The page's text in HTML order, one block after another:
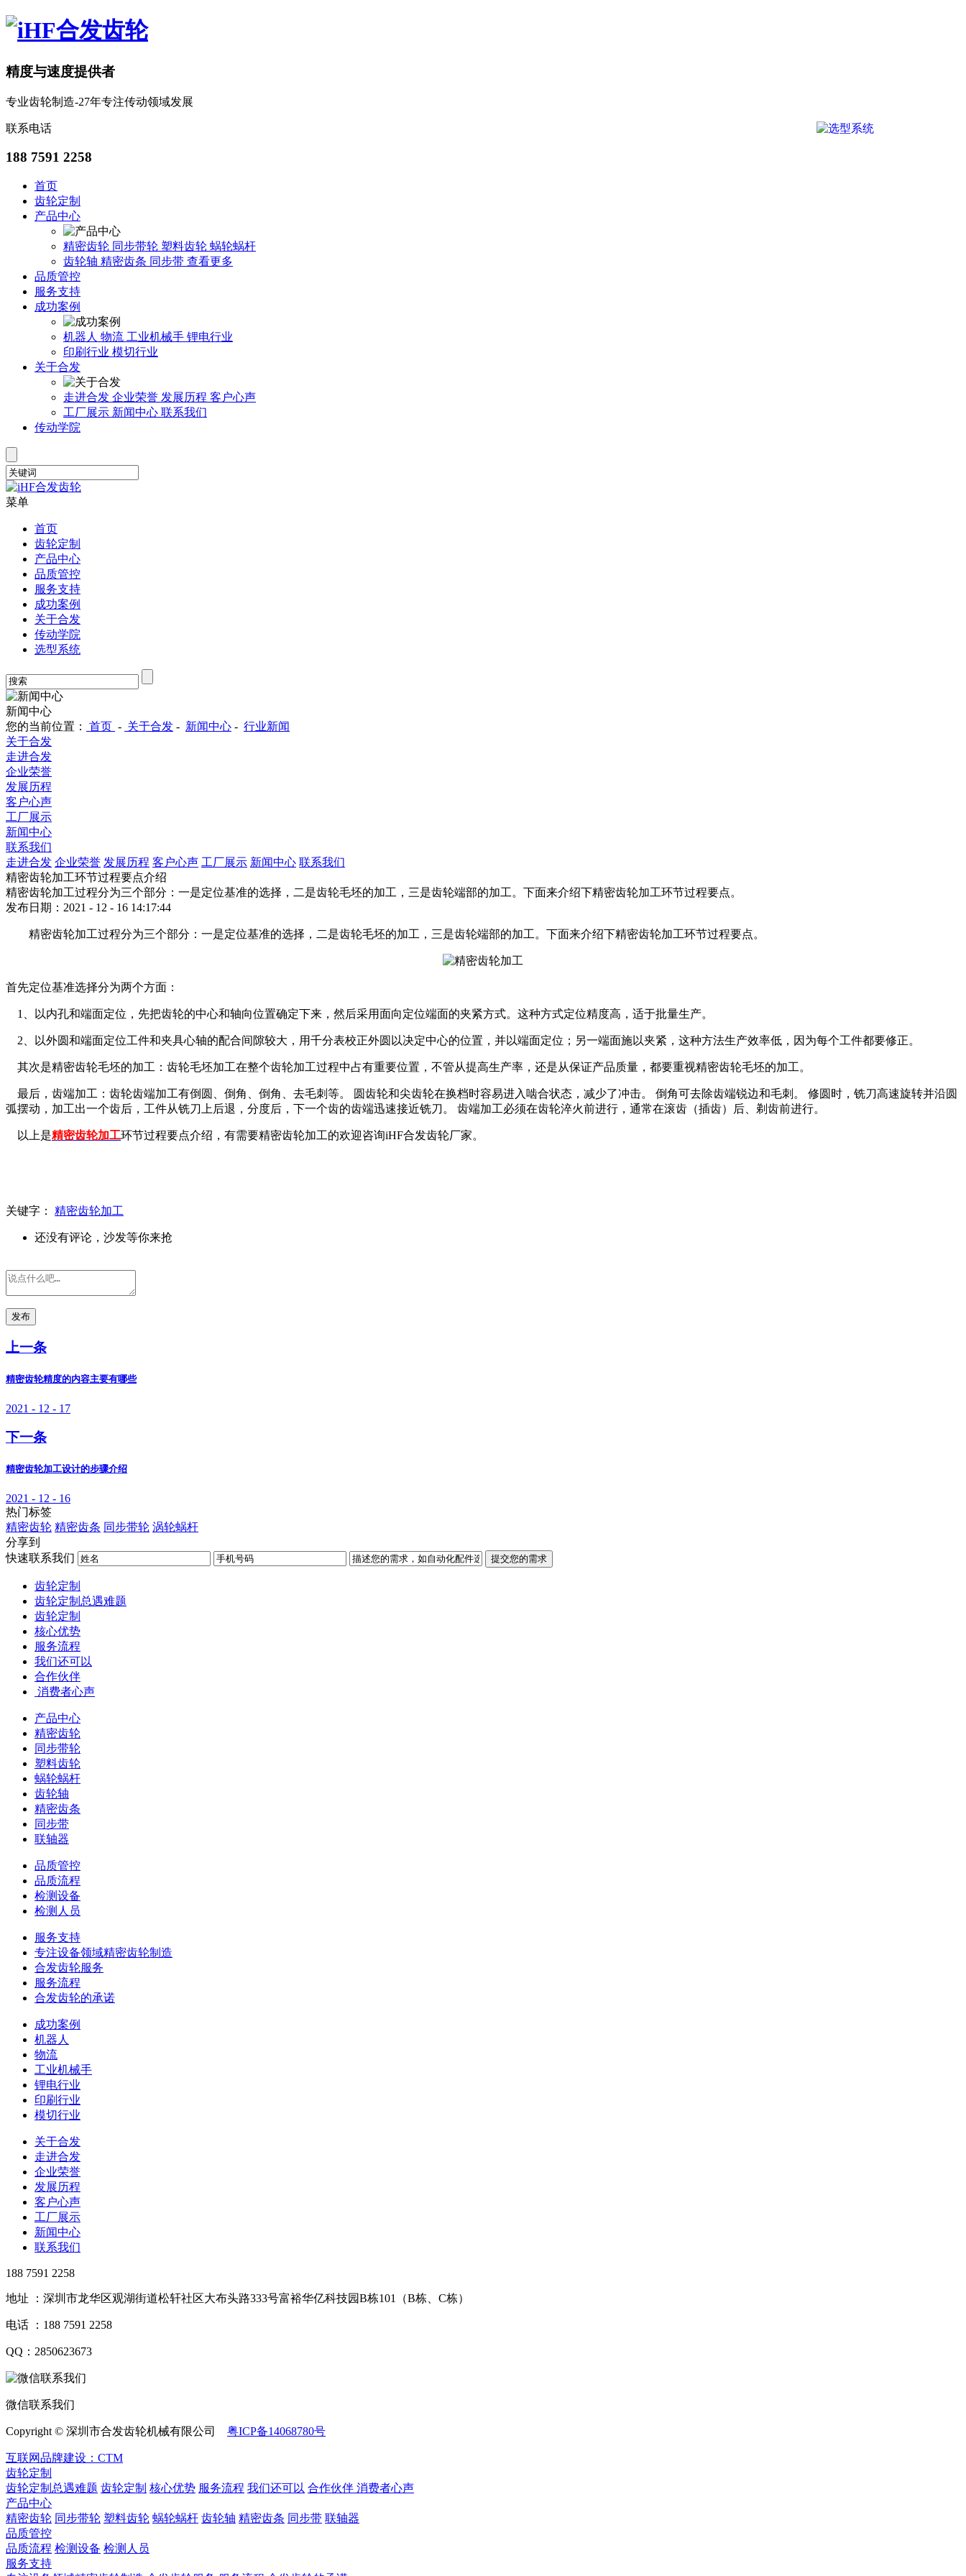
精度与速度提供者
专业齿轮制造-27年专注传动领域发展
联系电话
188 7591 2258
首页
齿轮定制
产品中心
精密齿轮 同步带轮 塑料齿轮 蜗轮蜗杆
齿轮轴 精密齿条 同步带 查看更多
品质管控
服务支持
成功案例
机器人 物流 工业机械手 锂电行业
印刷行业 模切行业
关于合发
走进合发 企业荣誉 发展历程 客户心声
工厂展示 新闻中心 联系我们
传动学院
菜单
首页
齿轮定制
产品中心
品质管控
服务支持
成功案例
关于合发
传动学院
选型系统
新闻中心
您的当前位置：
首页 - 关于合发 - 新闻中心 - 行业新闻
关于合发
走进合发
企业荣誉
发展历程
客户心声
工厂展示
新闻中心
联系我们
走进合发 企业荣誉 发展历程 客户心声 工厂展示 新闻中心 联系我们
精密齿轮加工环节过程要点介绍
精密齿轮加工过程分为三个部分：一是定位基准的选择，二是齿轮毛坯的加工，三是齿轮端部的加工。下面来介绍下精密齿轮加工环节过程要点。
发布日期：2021 - 12 - 16 14:17:44
精密齿轮加工过程分为三个部分：一是定位基准的选择，二是齿轮毛坯的加工，三是齿轮端部的加工。下面来介绍下精密齿轮加工环节过程要点。
首先定位基准选择分为两个方面：
1、以内孔和端面定位，先把齿轮的中心和轴向位置确定下来，然后采用面向定位端面的夹紧方式。这种方式定位精度高，适于批量生产。
2、以外圆和端面定位工件和夹具心轴的配合间隙较大，用千分表校正外圆以决定中心的位置，并以端面定位；另一端面施以夹紧，这种方法生产效率低，因为每个工件都要修正。
其次是精密齿轮毛坯的加工：齿轮毛坯加工在整个齿轮加工过程中占有重要位置，不管从提高生产率，还是从保证产品质量，都要重视精密齿轮毛坯的加工。
最后，齿端加工：齿轮齿端加工有倒圆、倒角、倒角、去毛刺等。
圆齿轮和尖齿轮在换档时容易进入啮合状态，减少了冲击。 倒角可去除齿端锐边和毛刺。 修圆时，铣刀高速旋转并沿圆
弧摆动，加工出一个齿后，工件从铣刀上后退，分度后，下一个齿的齿端迅速接近铣刀。 齿端加工必须在齿轮淬火前进行，通常在滚齿（插齿）后、剃齿前进行。
以上是精密齿轮加工环节过程要点介绍，有需要精密齿轮加工的欢迎咨询iHF合发齿轮厂家。
关键字： 精密齿轮加工
还没有评论，沙发等你来抢
发布
上一条
精密齿轮精度的内容主要有哪些
2021 - 12 - 17
下一条
精密齿轮加工设计的步骤介绍
2021 - 12 - 16
热门标签
精密齿轮 精密齿条 同步带轮 涡轮蜗杆
分享到
快速联系我们
提交您的需求
齿轮定制
齿轮定制总遇难题
齿轮定制
核心优势
服务流程
我们还可以
合作伙伴
​ 消费者心声
产品中心
精密齿轮
同步带轮
塑料齿轮
蜗轮蜗杆
齿轮轴
精密齿条
同步带
联轴器
品质管控
品质流程
检测设备
检测人员
服务支持
专注设备领域精密齿轮制造
合发齿轮服务
服务流程
合发齿轮的承诺
成功案例
机器人
物流
工业机械手
锂电行业
印刷行业
模切行业
关于合发
走进合发
企业荣誉
发展历程
客户心声
工厂展示
新闻中心
联系我们
188 7591 2258
地址 ：深圳市龙华区观湖街道松轩社区大布头路333号富裕华亿科技园B栋101（B栋、C栋）
电话 ：188 7591 2258
QQ：2850623673
微信联系我们
Copyright © 深圳市合发齿轮机械有限公司 粤ICP备14068780号
互联网品牌建设：CTM
齿轮定制
齿轮定制总遇难题 齿轮定制 核心优势 服务流程 我们还可以 合作伙伴 ​ 消费者心声
产品中心
精密齿轮 同步带轮 塑料齿轮 蜗轮蜗杆 齿轮轴 精密齿条 同步带 联轴器
品质管控
品质流程 检测设备 检测人员
服务支持